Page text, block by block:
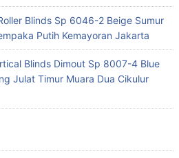
Blinds Sp 6046-2 Beige Sumur
Putih Kemayoran Jakarta
Blinds Dimout Sp 8007-4 Blue
Julat Timur Muara Dua Cikulur